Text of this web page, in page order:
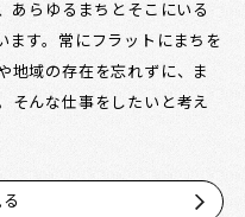
あらゆるまちとそこにいる
ます。常にフラットにまちを
地域の存在を忘れずに、ま
そんな仕事をしたいと考え